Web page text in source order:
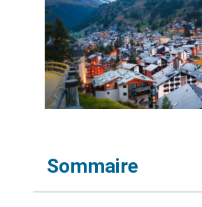
Sommaire